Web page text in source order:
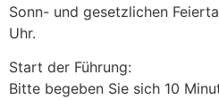
Sonn- und gesetzlichen
Uhr.
Start der Führung:
Bitte begeben Sie sich 10